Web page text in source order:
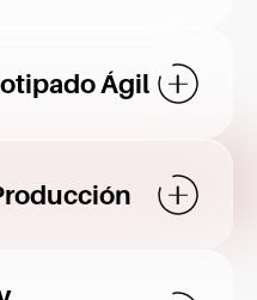
Ágil Mostrar
Mostrar